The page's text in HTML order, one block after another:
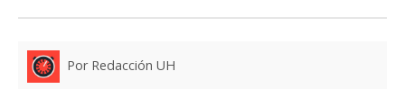
Por Redacción UH